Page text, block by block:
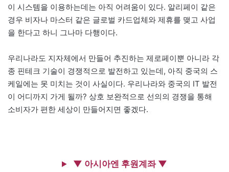
이 시스템을 이용하는데는 아직 어려움이 있다. 알리페이 같은
경우 비자나 마스터 같은 글로벌 카드업체와 제휴를 맺고 사업
을 한다고 하니 그나마 다행이다.
우리나라도 지자체에서 만들어 추진하는 제로페이뿐 아니라 각
종 핀테크 기술이 경쟁적으로 발전하고 있는데, 아직 중국의 스
케일에는 못 미치는 것이 사실이다. 우리나라와 중국의 IT 발전
이 어디까지 가게 될까? 상호 보완적으로 선의의 경쟁을 통해
소비자가 편한 세상이 만들어지면 좋겠다.
▼ 아시아엔 후원계좌 ▼